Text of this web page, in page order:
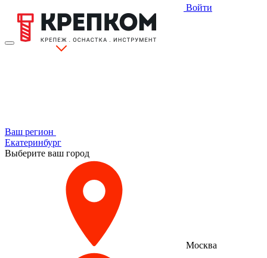
Войти
Ваш регион
Екатеринбург
Выберите ваш город
Москва